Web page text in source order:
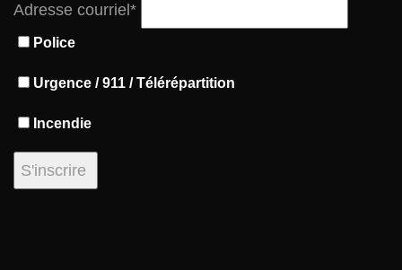
Adresse courriel*
Police
Urgence / 911 / Télérépartition
Incendie